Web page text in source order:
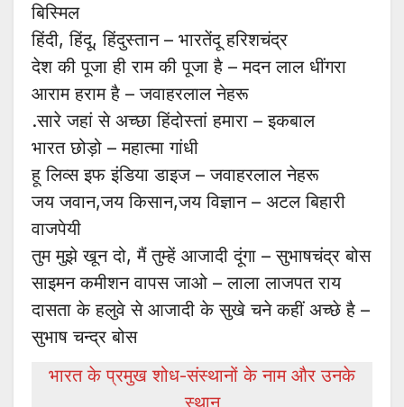
बिस्मिल
हिंदी, हिंदू, हिंदुस्तान – भारतेंदू हरिशचंद्र
देश की पूजा ही राम की पूजा है – मदन लाल धींगरा
आराम हराम है – जवाहरलाल नेहरू
.सारे जहां से अच्छा हिंदोस्तां हमारा – इकबाल
भारत छोड़ो – महात्मा गांधी
हू लिव्स इफ इंडिया डाइज – जवाहरलाल नेहरू
जय जवान,जय किसान,जय विज्ञान – अटल बिहारी
वाजपेयी
तुम मुझे खून दो, मैं तुम्हें आजादी दूंगा – सुभाषचंद्र बोस
साइमन कमीशन वापस जाओ – लाला लाजपत राय
दासता के हलुवे से आजादी के सुखे चने कहीं अच्छे है –
सुभाष चन्द्र बोस
भारत के प्रमुख शोध-संस्थानों के नाम और उनके
स्थान